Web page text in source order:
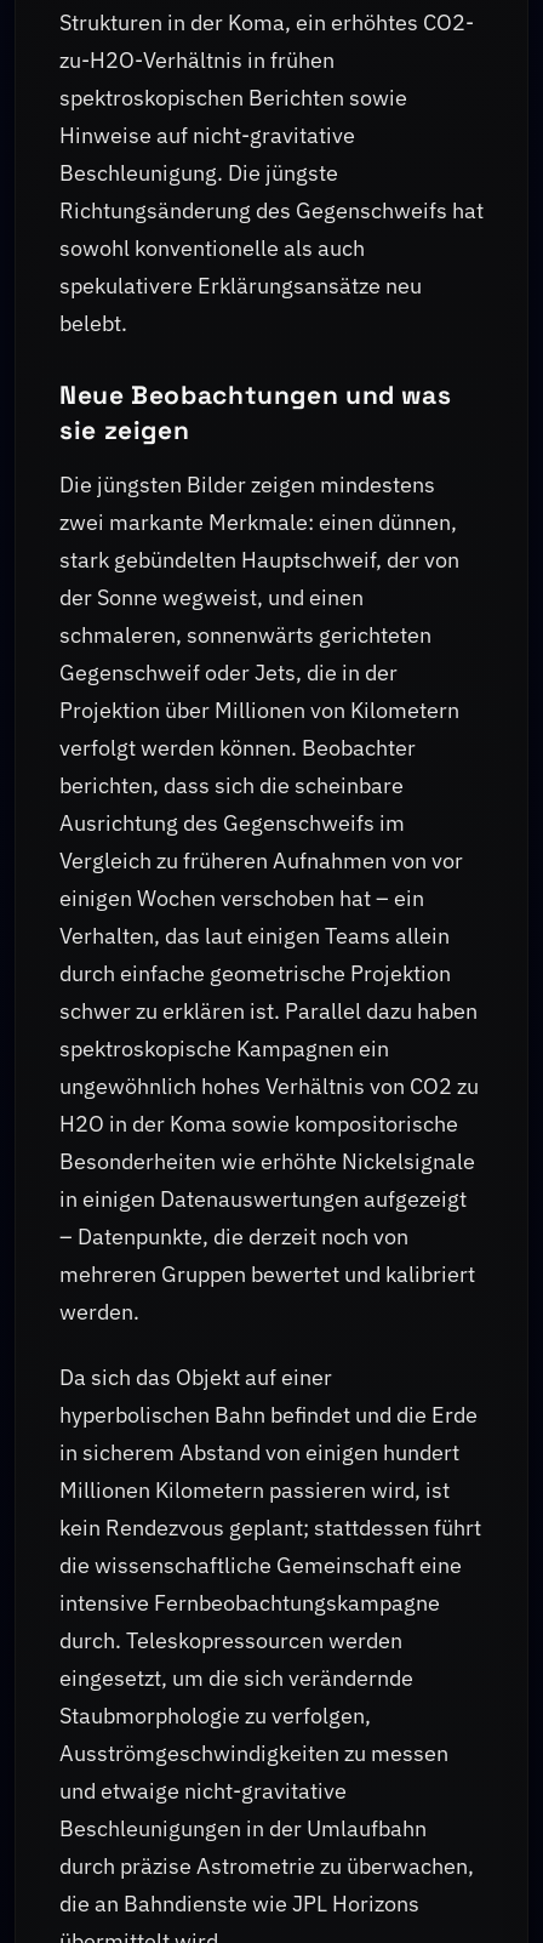
Strukturen in der Koma, ein erhöhtes CO2-
zu-H2O-Verhältnis in frühen
spektroskopischen Berichten sowie
Hinweise auf nicht-gravitative
Beschleunigung. Die jüngste
Richtungsänderung des Gegenschweifs hat
sowohl konventionelle als auch
spekulativere Erklärungsansätze neu
belebt.
Neue Beobachtungen und was
sie zeigen
Die jüngsten Bilder zeigen mindestens
zwei markante Merkmale: einen dünnen,
stark gebündelten Hauptschweif, der von
der Sonne wegweist, und einen
schmaleren, sonnenwärts gerichteten
Gegenschweif oder Jets, die in der
Projektion über Millionen von Kilometern
verfolgt werden können. Beobachter
berichten, dass sich die scheinbare
Ausrichtung des Gegenschweifs im
Vergleich zu früheren Aufnahmen von vor
einigen Wochen verschoben hat – ein
Verhalten, das laut einigen Teams allein
durch einfache geometrische Projektion
schwer zu erklären ist. Parallel dazu haben
spektroskopische Kampagnen ein
ungewöhnlich hohes Verhältnis von CO2 zu
H2O in der Koma sowie kompositorische
Besonderheiten wie erhöhte Nickelsignale
in einigen Datenauswertungen aufgezeigt
– Datenpunkte, die derzeit noch von
mehreren Gruppen bewertet und kalibriert
werden.
Da sich das Objekt auf einer
hyperbolischen Bahn befindet und die Erde
in sicherem Abstand von einigen hundert
Millionen Kilometern passieren wird, ist
kein Rendezvous geplant; stattdessen führt
die wissenschaftliche Gemeinschaft eine
intensive Fernbeobachtungskampagne
durch. Teleskopressourcen werden
eingesetzt, um die sich verändernde
Staubmorphologie zu verfolgen,
Ausströmgeschwindigkeiten zu messen
und etwaige nicht-gravitative
Beschleunigungen in der Umlaufbahn
durch präzise Astrometrie zu überwachen,
die an Bahndienste wie JPL Horizons